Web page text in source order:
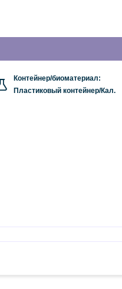
Контейнер/биоматериал:
Пластиковый контейнер/Кал.